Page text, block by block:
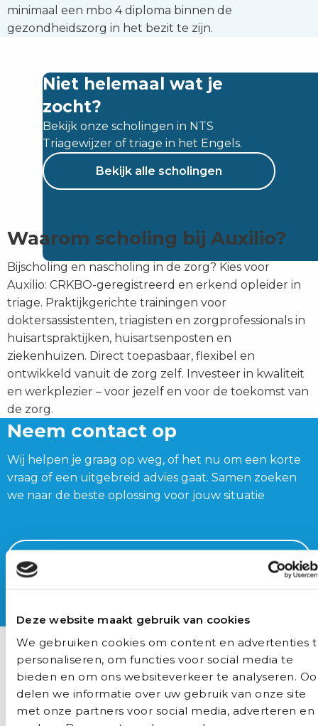
Deze website maakt gebruik van cookies
We gebruiken cookies om content en advertenties
personaliseren, om functies voor social media te
bieden en om ons websiteverkeer te analyseren.
delen we informatie over uw gebruik van onze site
met onze partners voor social media, adverteren en
minimaal een mbo 4 diploma binnen de
gezondheidszorg in het bezit te zijn.
Niet helemaal wat je
zocht?
Bekijk onze scholingen in NTS
Triagewijzer of triage in het Engels.
Bekijk alle scholingen
Waarom scholing bij Auxilio?
Bijscholing en nascholing in de zorg? Kies voor
Auxilio: CRKBO-geregistreerd en erkend opleider in
triage. Praktijkgerichte trainingen voor
doktersassistenten, triagisten en zorgprofessionals in
huisartspraktijken, huisartsenposten en
ziekenhuizen. Direct toepasbaar, flexibel en
ontwikkeld vanuit de zorg zelf. Investeer in kwaliteit
en werkplezier – voor jezelf en voor de toekomst van
de zorg.
Neem contact op
Wij helpen je graag op weg, of het nu om een korte
vraag of een uitgebreid advies gaat. Samen zoeken
we naar de beste oplossing voor jouw situatie
Vragen? Stel ze gerust
Selecteer de scholing